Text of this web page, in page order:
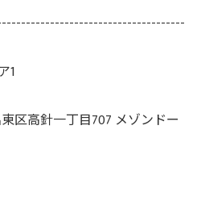
1
区高針一丁目707 メゾンドー